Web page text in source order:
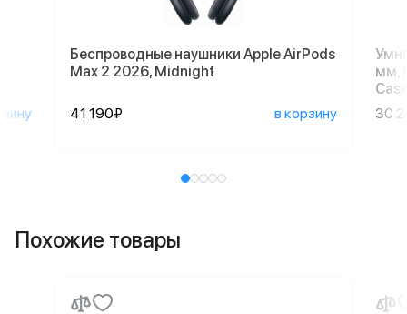
Беспроводные наушники Apple AirPods
Max 2 2026, Midnight
41 190₽ в корзину
мм,
30
Похожие товары